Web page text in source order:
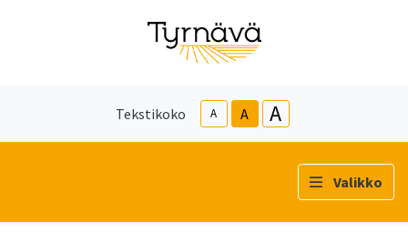
Tekstikoko A A A
Valikko